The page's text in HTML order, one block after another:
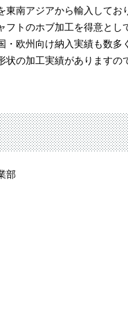
南アジアから輸入して
フトのホブ加工を得意と
欧州向け納入実績も数
の加工実績があります
部